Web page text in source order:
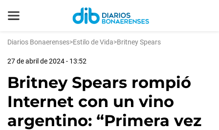
Diarios Bonaerenses>Estilo de Vida>Britney Spears
27 de abril de 2024 - 13:52
Britney Spears rompió
Internet con un vino
argentino: “Primera vez